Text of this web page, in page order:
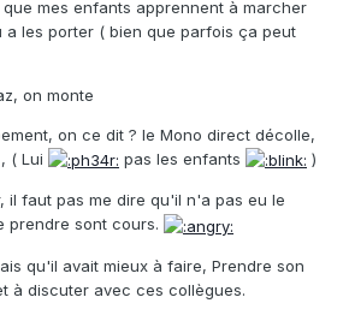
mes enfants apprennent à marcher
a les porter ( bien que parfois ça peut
on monte
on ce dit ? le Mono direct décolle,
( Lui
pas les enfants )
il faut pas me dire qu'il n'a pas eu le
prendre sont cours.
qu'il avait mieux à faire, Prendre son
à discuter avec ces collègues.